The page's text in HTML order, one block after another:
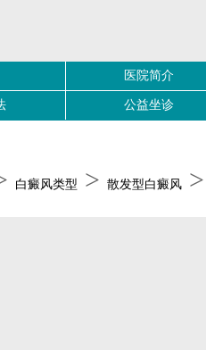
医院简介
公益坐诊
白癜风类型 > 散发型白癜风 >